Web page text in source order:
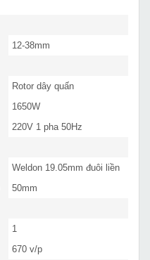
12-38mm
Rotor dây quấn
1650W
220V 1 pha 50Hz
Weldon 19.05mm đuôi liền
50mm
1
670 v/p